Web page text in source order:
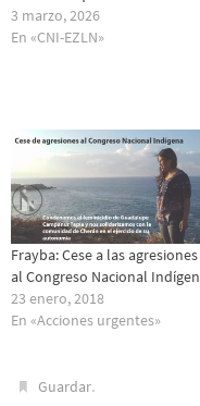
3 marzo, 2026
En «CNI-EZLN»
Frayba: Cese a las agresiones
al Congreso Nacional
23 enero, 2018
En «Acciones urgentes»
Guardar.